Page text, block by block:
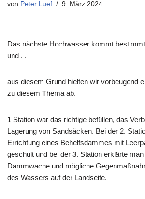
von Peter Luef 9. März 2024
Das nächste Hochwasser kommt
und . .
aus diesem Grund hielten wir vorbeugend
zu diesem Thema ab.
1 Station war das richtige befüllen, das
Lagerung von Sandsäcken. Bei der 2.
Errichtung eines Behelfsdammes mit
geschult und bei der 3. Station erklärte
Dammwache und mögliche
des Wassers auf der Landseite.